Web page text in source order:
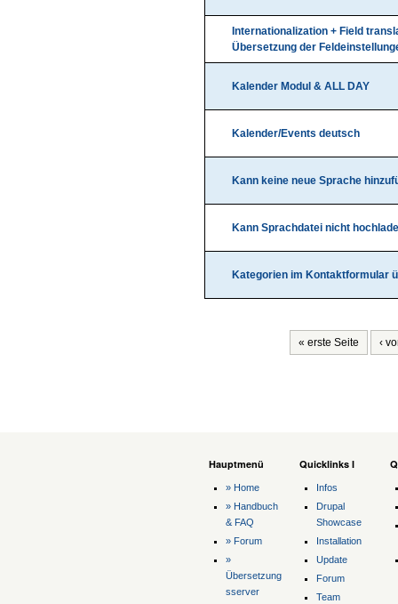
Internationalization + Field
Übersetzung der
Kalender Modul & ALL DAY
Kalender/Events deutsch
Kann keine neue Sprache
Kann Sprachdatei nicht
Kategorien im Kontaktformular
« erste Seite ‹
Hauptmenü
» Home
» Handbuch
& FAQ
» Forum
»
Übersetzung
sserver
Quicklinks I
Infos
Drupal
Showcase
Installation
Update
Forum
Team